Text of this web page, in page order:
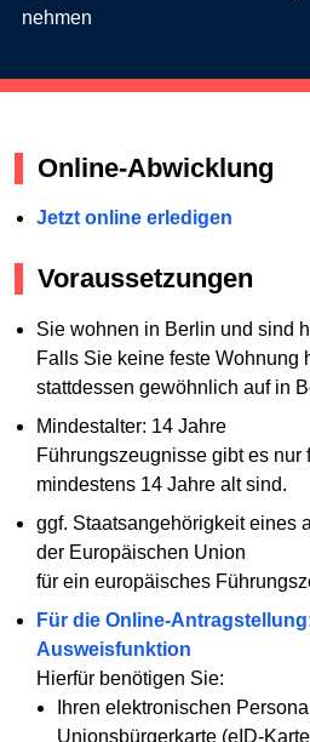
nehmen
Online-Abwicklung
Jetzt online erledigen
Voraussetzungen
Sie wohnen in Berlin und sind
Falls Sie keine feste Wohnung
stattdessen gewöhnlich auf in
Mindestalter: 14 Jahre
Führungszeugnisse gibt es nur
mindestens 14 Jahre alt sind.
ggf. Staatsangehörigkeit eines
der Europäischen Union
für ein europäisches
Für die Online-
Ausweisfunktion
Hierfür benötigen Sie:
Ihren elektronischen
Unionsbürgerkarte (eID-